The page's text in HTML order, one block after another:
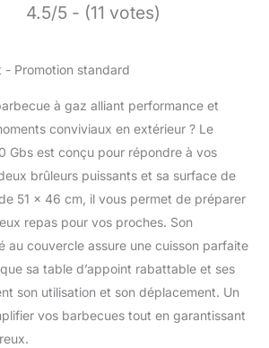
4.5/5 - (11 votes)
à gaz alliant performance et
conviviaux en extérieur ? Le
Gbs est conçu pour répondre à vos
brûleurs puissants et sa surface de
51 x 46 cm, il vous permet de préparer
repas pour vos proches. Son
au couvercle assure une cuisson parfaite
sa table d’appoint rabattable et ses
son utilisation et son déplacement. Un
vos barbecues tout en garantissant